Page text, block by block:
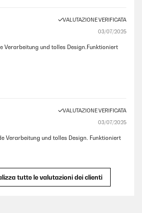
VALUTAZIONE VERIFICATA
03/07/2025
Verarbeitung und tolles Design.Funktioniert
VALUTAZIONE VERIFICATA
03/07/2025
Verarbeitung und tolles Design. Funktioniert
tutte le valutazioni dei clienti